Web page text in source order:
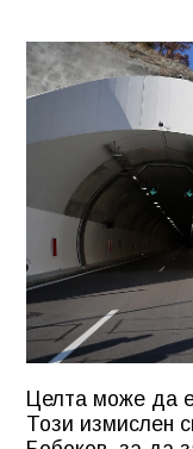
Целта може да
Този измислен